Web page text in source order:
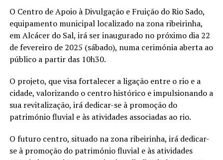
O Centro de Apoio à Divulgação e Fruição do Rio Sado,
equipamento municipal localizado na zona ribeirinha,
em Alcácer do Sal, irá ser inaugurado no próximo dia 22
de fevereiro de 2025 (sábado), numa cerimónia aberta ao
público a partir das 10h30.
O projeto, que visa fortalecer a ligação entre o rio e a
cidade, valorizando o centro histórico e impulsionando a
sua revitalização, irá dedicar-se à promoção do
património fluvial e às atividades associadas ao rio.
O futuro centro, situado na zona ribeirinha, irá dedicar-
se à promoção do património fluvial e às atividades